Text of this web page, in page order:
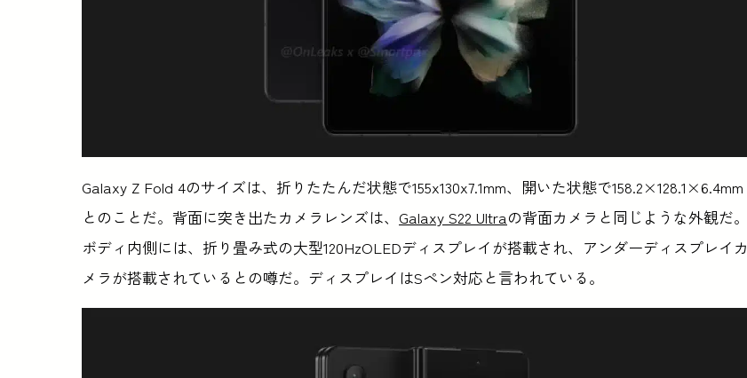
Galaxy Z Fold 4のサイズは、折りたたんだ状態で155x130x7.1mm、開いた状態で158.2×128.1×6.4mm
とのことだ。背面に突き出たカメラレンズは、 Galaxy S22 Ultraの背面カメラと同じような外観だ。
ボディ内側には、折り畳み式の大型120HzOLEDディスプレイが搭載され、アンダーディスプレイカ
メラが搭載されているとの噂だ。ディスプレイはSペン対応と言われている。